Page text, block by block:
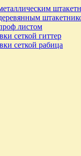
листом
сеткой гиттер
сеткой рабица